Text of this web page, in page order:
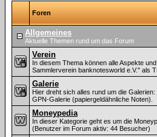
Foren
Allgemeines
Aktuelle Themen rund um das Forum
Verein
In diesem Thema können alle Aspekte
Sammlerverein banknotesworld e.V." als
Galerie
Hier dreht sich alles rund um die
GPN-Galerie (papiergeldähnliche Noten).
Moneypedia
In dieser Kategorie geht es um die
(Benutzer im Forum aktiv: 44 Besucher)